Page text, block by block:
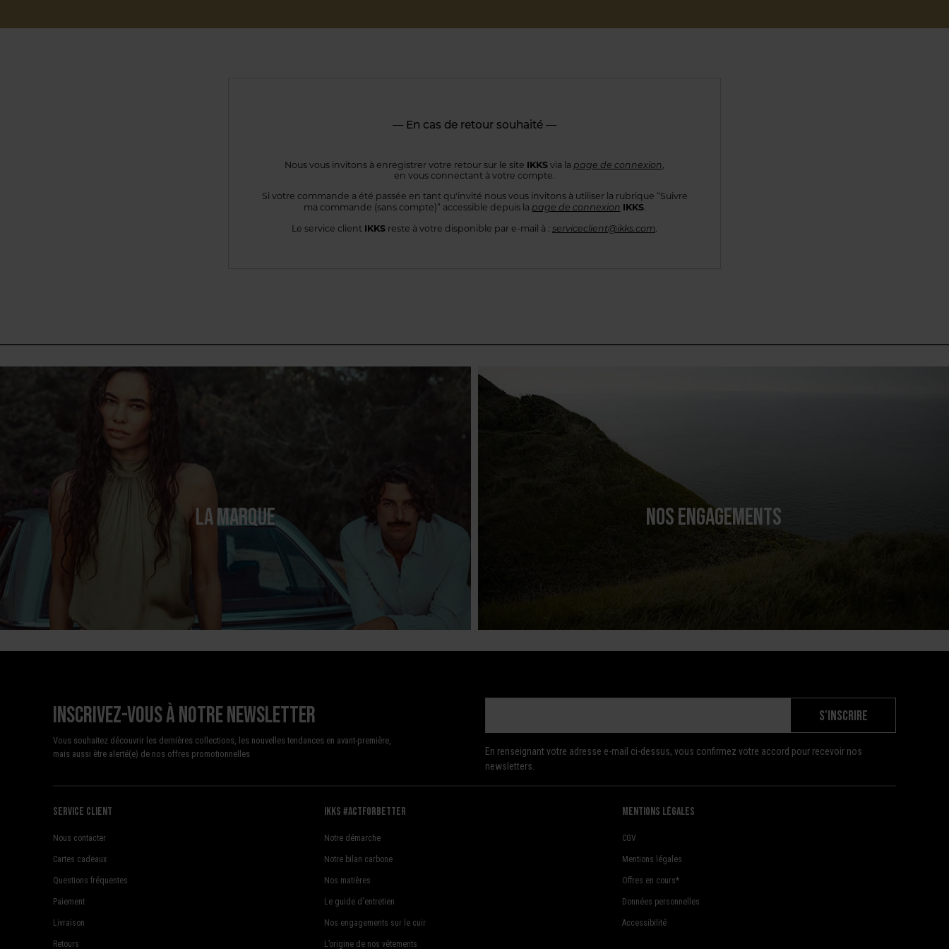
— En cas de retour souhaité —
Nous vous invitons à enregistrer votre retour sur le site IKKSvia la page de connexion
en vous connectant à votre compte.
Si votre commande a été passée en tant qu'invité nous vous invitons à utiliserla rubrique “Suivre
ma commande (sans compte)” accessible depuis la page de connexion IKKS.
Le service client IKKS reste à votre disponible par e-mail à : serviceclient@ikks.com
LA MARQUE NOS ENGAGEMENTS
Inscrivez-vous à notre newsletter
Vous souhaitez découvrir les dernières collections, les nouvelles tendances en avant-première,
mais aussi être alerté(e) de nos offres promotionnelles
S'INSCRIRE
En renseignant votre adresse e-mail ci-dessus, vous confirmez votre accord pour recevoir nos
newsletters.
Service client
Nous contacter
Cartes cadeaux
Questions fréquentes
Paiement
Livraison
Retours
Ikks #actforbetter
Notre démarche
Notre bilan carbone
Nos matières
Le guide d'entretien
Nos engagements sur le cuir
L’origine de nos vêtements
mentions légales
CGV
Mentions légales
Offres en cours*
Données personnelles
Accessibilité